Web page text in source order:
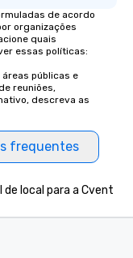
interactive
along the way
ensuring there is
Different Types of
experiences offer the
and your guests
discovered otherwise
a way to try some of
de acordo
organizações
quais
essas políticas:
áreas públicas e
reuniões,
descreva as
frequentes
local para a Cvent